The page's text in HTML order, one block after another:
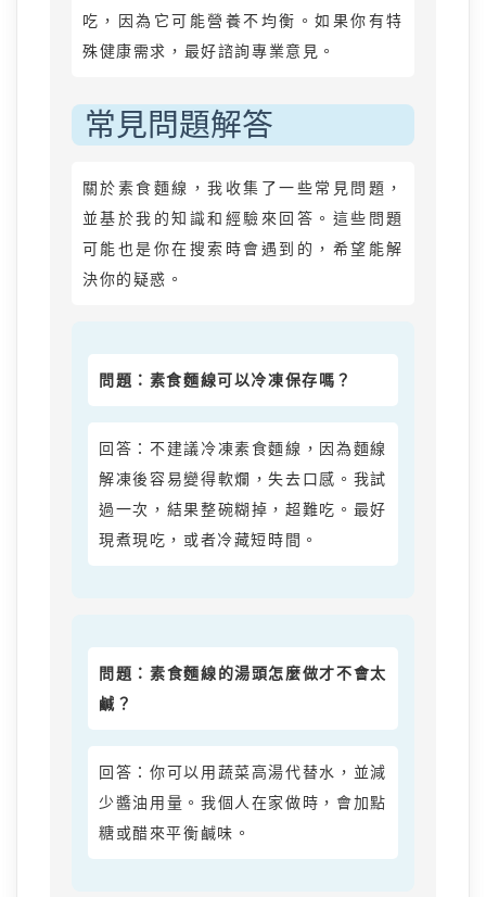
吃，因為它可能營養不均衡。如果你有特
殊健康需求，最好諮詢專業意見。
常見問題解答
關於素食麵線，我收集了一些常見問題，
並基於我的知識和經驗來回答。這些問題
可能也是你在搜索時會遇到的，希望能解
決你的疑惑。
問題：素食麵線可以冷凍保存嗎？
回答：不建議冷凍素食麵線，因為麵線
解凍後容易變得軟爛，失去口感。我試
過一次，結果整碗糊掉，超難吃。最好
現煮現吃，或者冷藏短時間。
問題：素食麵線的湯頭怎麼做才不會太
鹹？
回答：你可以用蔬菜高湯代替水，並減
少醬油用量。我個人在家做時，會加點
糖或醋來平衡鹹味。